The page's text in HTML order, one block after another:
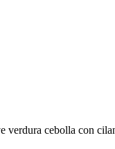
verdura cebolla con